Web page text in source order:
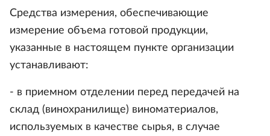
Средства измерения, обеспечивающие
измерение объема готовой продукции,
указанные в настоящем пункте организации
устанавливают:
- в приемном отделении перед передачей на
склад (винохранилище) виноматериалов,
используемых в качестве сырья, в случае